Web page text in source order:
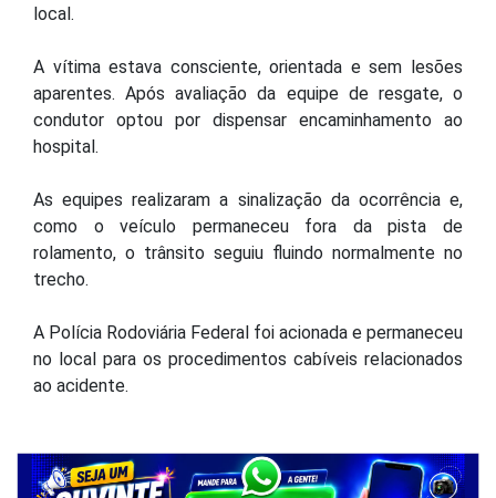
local.
A vítima estava consciente, orientada e sem lesões
aparentes. Após avaliação da equipe de resgate, o
condutor optou por dispensar encaminhamento ao
hospital.
As equipes realizaram a sinalização da ocorrência e,
como o veículo permaneceu fora da pista de
rolamento, o trânsito seguiu fluindo normalmente no
trecho.
A Polícia Rodoviária Federal foi acionada e permaneceu
no local para os procedimentos cabíveis relacionados
ao acidente.